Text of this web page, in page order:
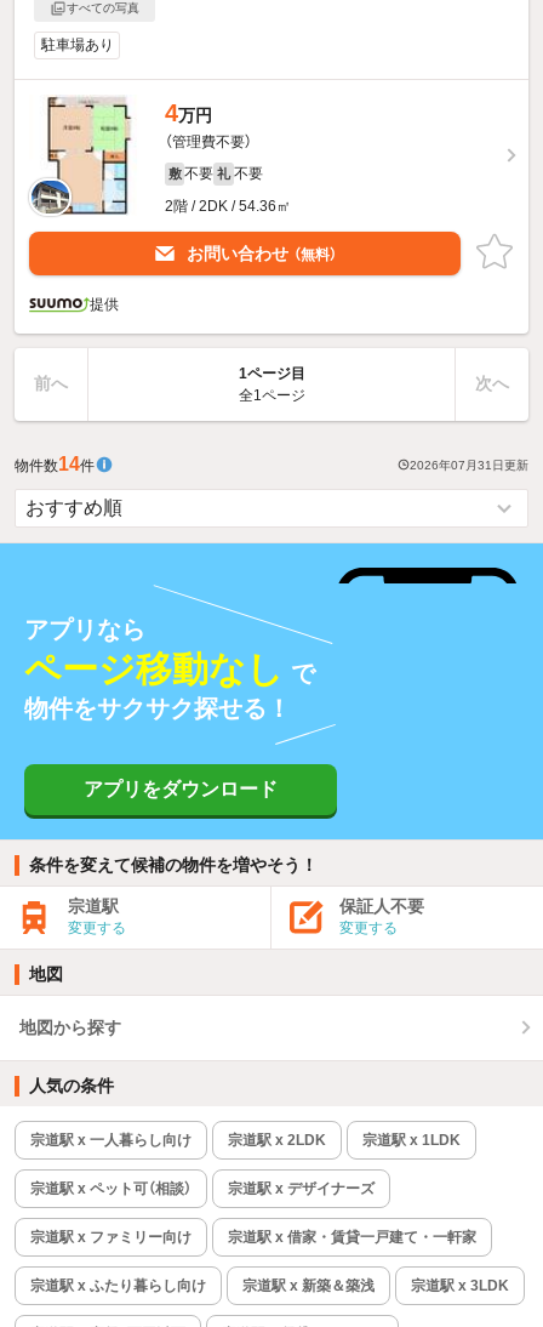
すべての写真
駐車場あり
4万円
（管理費不要）
敷 不要 礼 不要
2階 / 2DK / 54.36㎡
お問い合わせ （無料）
提供
前へ
1ページ目
全1ページ
次へ
物件数14件 2026年07月31日更新
アプリなら
ページ移動なし で
物件をサクサク探せる！
アプリをダウンロード
条件を変えて候補の物件を増やそう！
宗道駅
変更する
保証人不要
変更する
地図
地図から探す
人気の条件
宗道駅 x 一人暮らし向け 宗道駅 x 2LDK 宗道駅 x 1LDK
宗道駅 x ペット可（相談） 宗道駅 x デザイナーズ
宗道駅 x ファミリー向け 宗道駅 x 借家・賃貸一戸建て・一軒家
宗道駅 x ふたり暮らし向け 宗道駅 x 新築＆築浅 宗道駅 x 3LDK